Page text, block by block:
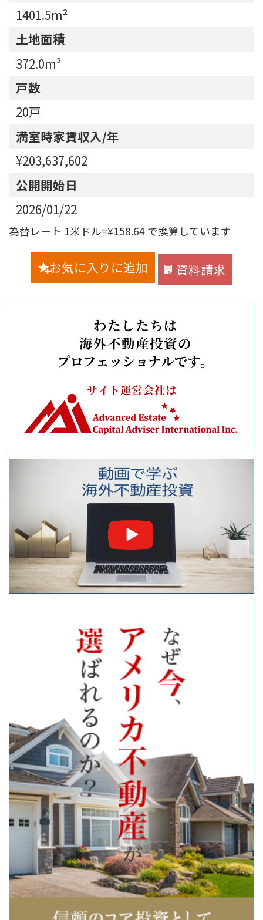
1401.5m²
土地面積
372.0m²
戸数
20戸
満室時家賃収入/年
¥203,637,602
公開開始日
2026/01/22
為替レート 1米ドル=¥158.64 で換算しています
お気に入りに追加 資料請求